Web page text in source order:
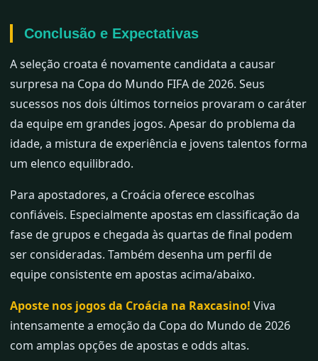
Conclusão e Expectativas
A seleção croata é novamente candidata a causar
surpresa na Copa do Mundo FIFA de 2026. Seus
sucessos nos dois últimos torneios provaram o caráter
da equipe em grandes jogos. Apesar do problema da
idade, a mistura de experiência e jovens talentos forma
um elenco equilibrado.
Para apostadores, a Croácia oferece escolhas
confiáveis. Especialmente apostas em classificação da
fase de grupos e chegada às quartas de final podem
ser consideradas. Também desenha um perfil de
equipe consistente em apostas acima/abaixo.
Aposte nos jogos da Croácia na Raxcasino! Viva
intensamente a emoção da Copa do Mundo de 2026
com amplas opções de apostas e odds altas.